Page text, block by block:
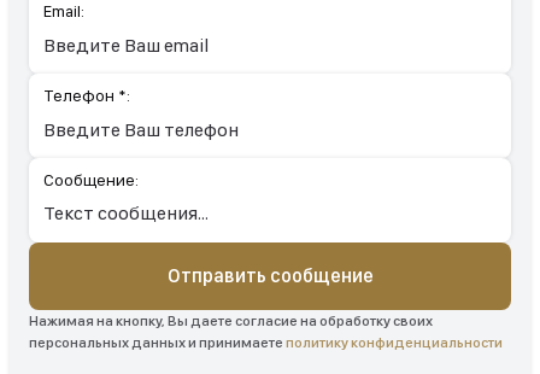
Email:
Телефон *:
Сообщение:
Отправить сообщение
Нажимая на кнопку, Вы даете согласие на обработку своих
персональных данных и принимаете политику конфиденциальности